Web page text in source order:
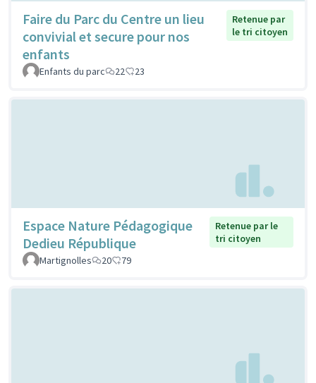
Faire du Parc du Centre un lieu
convivial et secure pour nos
enfants
Retenue par
le tri citoyen
Enfants du parc 22 23
Espace Nature Pédagogique
Dedieu République
Retenue par le
tri citoyen
Martignolles
20 79